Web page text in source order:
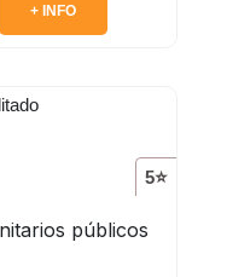
+ INFO
5⭐
públicos